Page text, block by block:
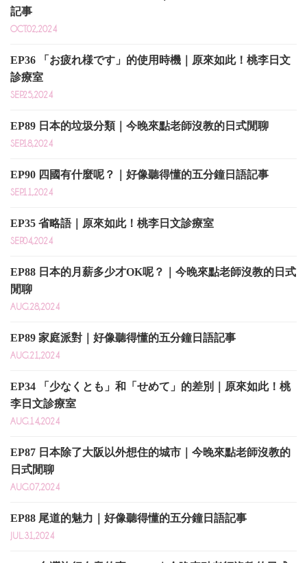
記事
OCT.02,2024
EP36 「お疲れ様です」的使用時機｜原來如此！桃李日文
診療室
SEP.25,2024
EP89 日本的垃圾分類｜今晚來點老師沒教的日式閒聊
SEP.18,2024
EP90 四國有什麼呢？｜好像聽得懂的五分鐘日語記事
SEP.11,2024
EP35 省略語｜原來如此！桃李日文診療室
SEP.04,2024
EP88 日本的月薪多少才OK呢？｜今晚來點老師沒教的日式
閒聊
AUG.28,2024
EP89 家庭派對｜好像聽得懂的五分鐘日語記事
AUG.21,2024
EP34 「少なくとも」和「せめて」的差別｜原來如此！桃
李日文診療室
AUG.14,2024
EP87 日本除了大阪以外想住的城市｜今晚來點老師沒教的
日式閒聊
AUG.07,2024
EP88 尾道的魅力｜好像聽得懂的五分鐘日語記事
JUL.31,2024